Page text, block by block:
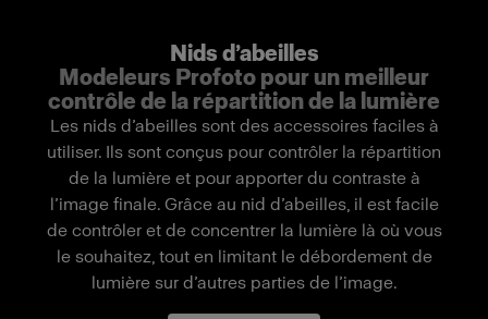
Remarque importante : Ne peut être utilisé
qu’avec des flashes Profoto équipés d’une
lampe pilote LED. Non compatible avec des
flashes Profoto équipés d’une lampe pilote
halogène en raison de la présence d’une
résistance thermique.
Fonctionnalités
Nids d’abeilles
Modeleurs Profoto pour un meilleur
contrôle de la répartition de la lumière
Les nids d’abeilles sont des accessoires faciles à
utiliser. Ils sont conçus pour contrôler la répartition
de la lumière et pour apporter du contraste à
l’image finale. Grâce au nid d’abeilles, il est facile
de contrôler et de concentrer la lumière là où vous
le souhaitez, tout en limitant le débordement de
lumière sur d’autres parties de l’image.